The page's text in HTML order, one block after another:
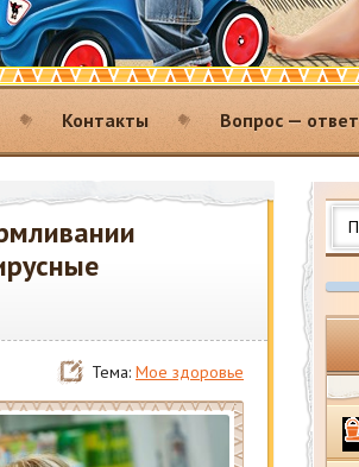
Контакты Вопрос — ответ
Тема: Мое здоровье